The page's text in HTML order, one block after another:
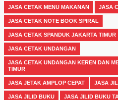
JASA CETAK MENU MAKANAN JASA
JASA CETAK NOTE BOOK SPIRAL
JASA CETAK SPANDUK JAKARTA TIMUR
JASA CETAK UNDANGAN
JASA CETAK UNDANGAN KEREN DAN
TIMUR
JASA JETAK AMPLOP CEPAT JASA
JASA JILID BUKU JASA JILID BUKU